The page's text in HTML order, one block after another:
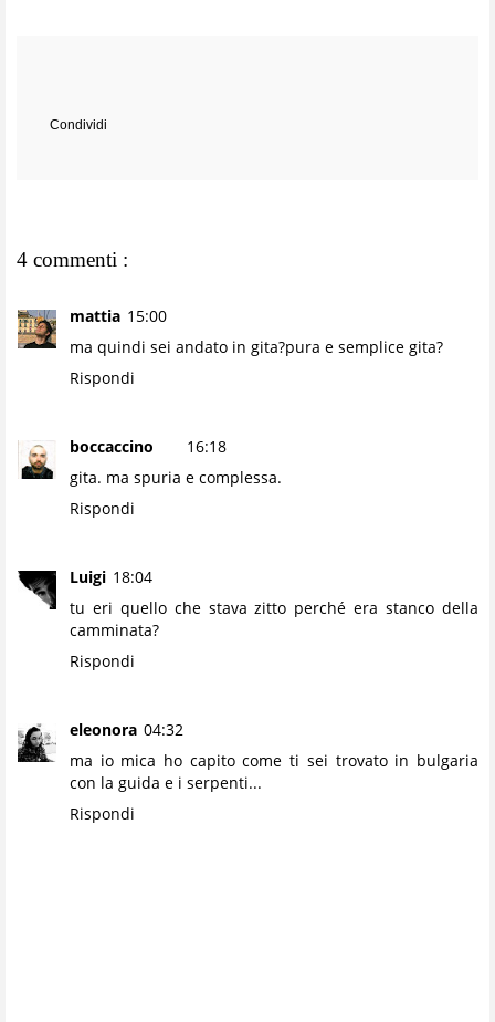
Condividi
4 commenti :
mattia 15:00
ma quindi sei andato in gita?pura e semplice gita?
Rispondi
boccaccino
16:18
gita. ma spuria e complessa.
Rispondi
Luigi 18:04
tu eri quello che stava zitto perché era stanco della
camminata?
Rispondi
eleonora 04:32
ma io mica ho capito come ti sei trovato in bulgaria
con la guida e i serpenti...
Rispondi